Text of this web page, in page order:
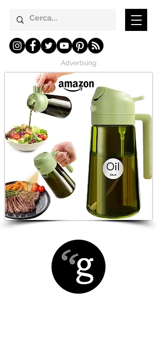
Advertising